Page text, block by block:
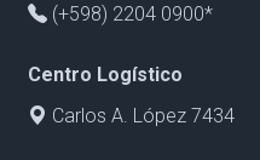
(+598) 2204 0900*
Centro Logístico
Carlos A. López 7434